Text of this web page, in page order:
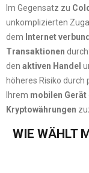
Im Gegensatz zu
unkomplizierten
dem Internet
Transaktionen
den aktiven Handel
höheres Risiko durch
Ihrem mobilen Gerät
Kryptowährungen
WIE WÄHLT